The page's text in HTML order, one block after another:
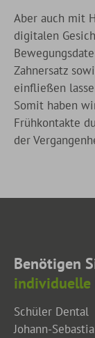
Aber auch mit
digitalen
Zahnersatz
einfließen
Somit haben
Frühkontakte
der
Benötigen
individuelle
Schüler Dental
Johann-